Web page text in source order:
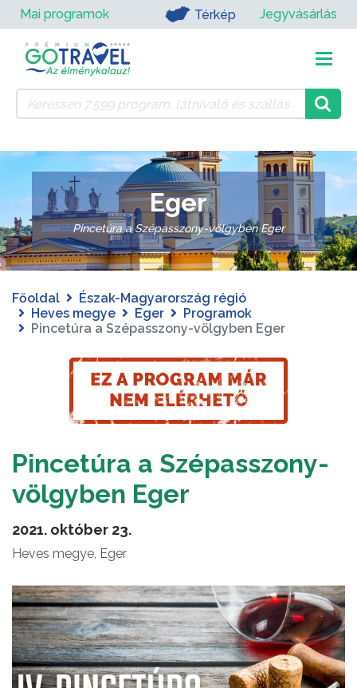
Mai programok Térkép Jegyvásárlás
Eger
Pincetúra a Szépasszony-völgyben Eger
Főoldal
Észak-Magyarország régió
Heves megye
Eger
Programok
Pincetúra a Szépasszony-völgyben Eger
Pincetúra a Szépasszony-
völgyben Eger
2021. október 23.
Heves megye, Eger